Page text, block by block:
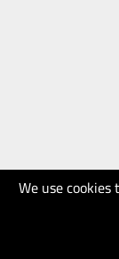
We use